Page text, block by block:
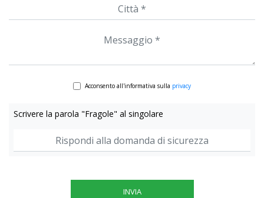
Acconsento all'informativa sulla privacy
Scrivere la parola "Fragole" al singolare
INVIA